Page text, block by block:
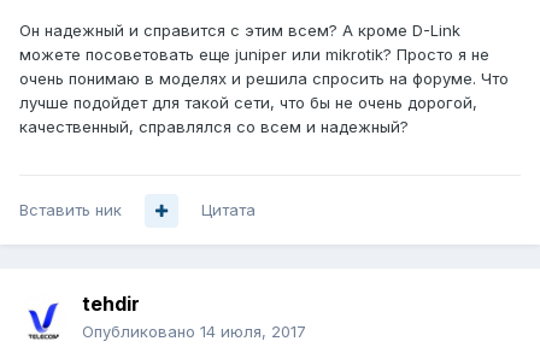
Он надежный и справится с этим всем? А кроме D-Link
можете посоветовать еще juniper или mikrotik? Просто я не
очень понимаю в моделях и решила спросить на форуме. Что
лучше подойдет для такой сети, что бы не очень дорогой,
качественный, справлялся со всем и надежный?
Вставить ник Цитата
tehdir
Опубликовано 14 июля, 2017